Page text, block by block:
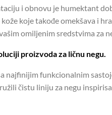
i obnovu je humektant
koje takođe omekšava i
omiljenim sredstvima za
proizvoda za ličnu negu.
najfinijim funkcionalnim
čistu liniju za negu